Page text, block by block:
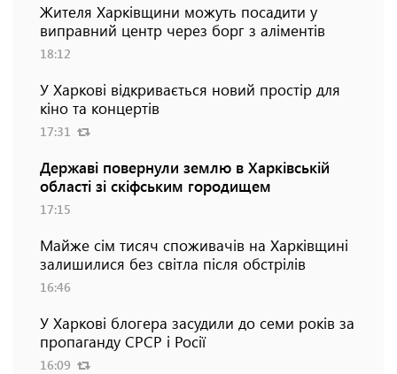
Жителя Харківщини можуть посадити у
виправний центр через борг з аліментів
18:12
У Харкові відкривається новий простір для
кіно та концертів
17:31
Державі повернули землю в Харківській
області зі скіфським городищем
17:15
Майже сім тисяч споживачів на Харківщині
залишилися без світла після обстрілів
16:46
У Харкові блогера засудили до семи років за
пропаганду СРСР і Росії
16:09